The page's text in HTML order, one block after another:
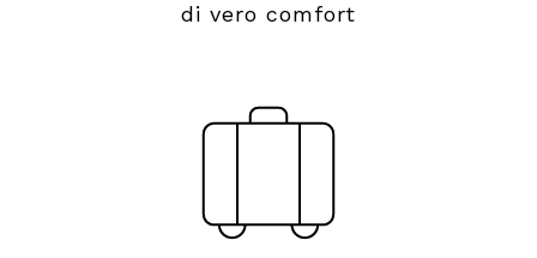
di vero comfort